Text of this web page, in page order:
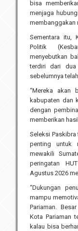
bisa
menjaga
membanggakan
Sementara itu,
Politik
menyebutkan
terdiri dari dua
sebelumnya
“Mereka akan
kabupaten dan
dengan
memberikan
Seleksi
penting untuk
mewakili
peringatan
Agustus 2026
“Dukungan
mampu
Pariaman.
Kota Pariaman
kalau bisa